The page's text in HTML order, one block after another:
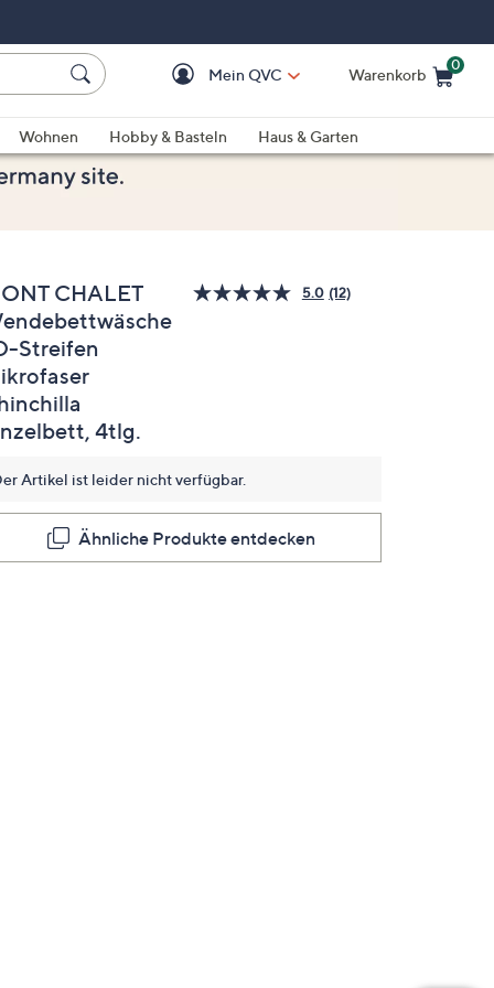
Mein QVC Warenkorb
0
Wohnen Hobby & Basteln
Haus & Garten
CHALET
Streifen
4tlg.
5.0 12
(12)
Artikel ist leider nicht verfügbar.
Ähnliche Produkte entdecken